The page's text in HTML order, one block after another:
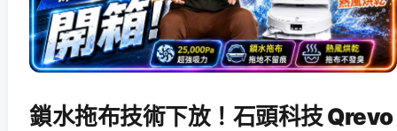
鎖水拖布技術下放！石頭科技 Qrevo